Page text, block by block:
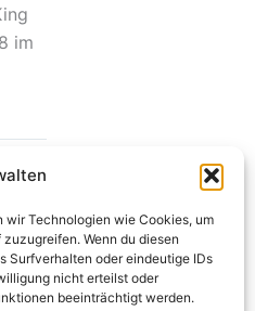
wir Technologien wie Cookies, um
Wenn du diesen
Surfverhalten oder eindeutige IDs
nicht erteilst oder
beeinträchtigt werden.
im